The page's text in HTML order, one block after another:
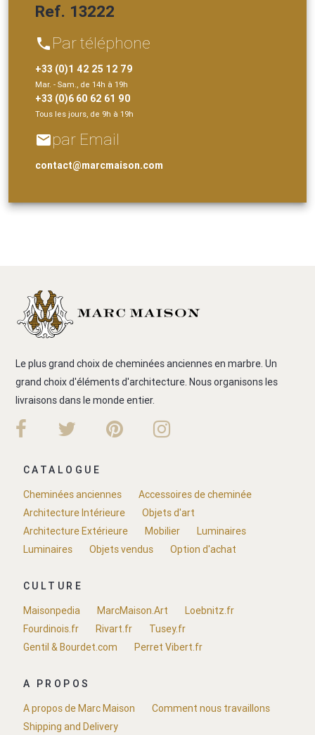
Ref. 13222
phone Par téléphone
+33 (0)1 42 25 12 79
Mar. - Sam., de 14h à 19h
+33 (0)6 60 62 61 90
Tous les jours, de 9h à 19h
emailpar Email
contact@marcmaison.com
Le plus grand choix de cheminées anciennes en marbre. Un
grand choix d'éléments d'architecture. Nous organisons les
livraisons dans le monde entier.
CATALOGUE
Cheminées anciennes
Accessoires de cheminée
Architecture Intérieure
Objets d'art
Architecture Extérieure
Mobilier
Luminaires
Luminaires
Objets vendus Option d'achat
CULTURE
Maisonpedia
MarcMaison.Art
Loebnitz.fr
Fourdinois.fr
Rivart.fr
Tusey.fr
Gentil & Bourdet.com
Perret Vibert.fr
A PROPOS
A propos de Marc Maison
Comment nous travaillons
Shipping and Delivery